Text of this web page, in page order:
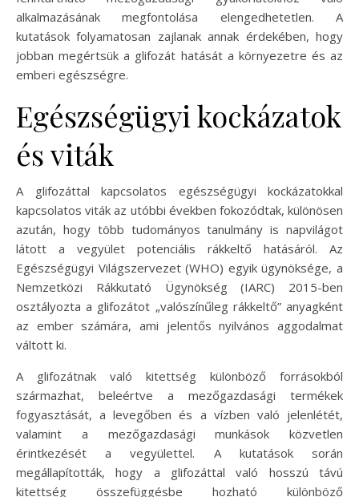
alkalmazásának megfontolása elengedhetetlen. A
kutatások folyamatosan zajlanak annak érdekében, hogy
jobban megértsük a glifozát hatását a környezetre és az
emberi egészségre.
Egészségügyi kockázatok
és viták
A glifozáttal kapcsolatos egészségügyi kockázatokkal
kapcsolatos viták az utóbbi években fokozódtak, különösen
azután, hogy több tudományos tanulmány is napvilágot
látott a vegyület potenciális rákkeltő hatásáról. Az
Egészségügyi Világszervezet (WHO) egyik ügynöksége, a
Nemzetközi Rákkutató Ügynökség (IARC) 2015-ben
osztályozta a glifozátot „valószínűleg rákkeltő” anyagként
az ember számára, ami jelentős nyilvános aggodalmat
váltott ki.
A glifozátnak való kitettség különböző forrásokból
származhat, beleértve a mezőgazdasági termékek
fogyasztását, a levegőben és a vízben való jelenlétét,
valamint a mezőgazdasági munkások közvetlen
érintkezését a vegyülettel. A kutatások során
megállapították, hogy a glifozáttal való hosszú távú
kitettség összefüggésbe hozható különböző